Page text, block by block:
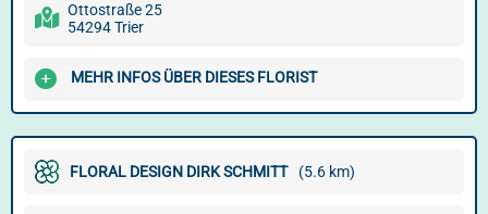
Ottostraße 25
54294 Trier
MEHR INFOS ÜBER DIESES FLORIST
FLORAL DESIGN DIRK SCHMITT (5.6 km)